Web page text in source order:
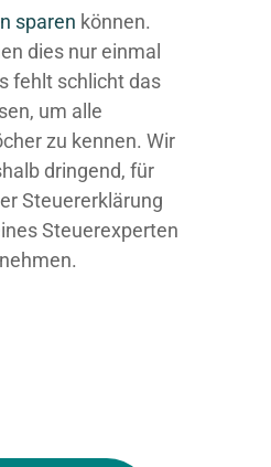
sparen können.
dies nur einmal
fehlt schlicht das
um alle
zu kennen. Wir
dringend, für
Steuererklärung
Steuerexperten